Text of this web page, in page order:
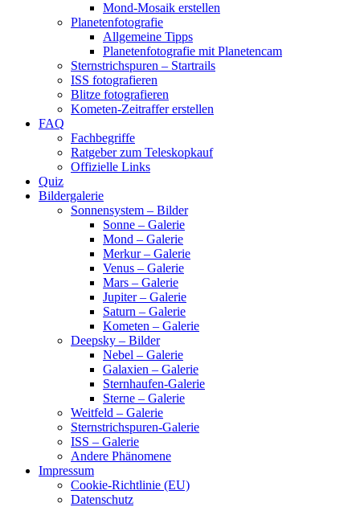
Mond-Mosaik erstellen
Planetenfotografie
Allgemeine Tipps
Planetenfotografie mit Planetencam
Sternstrichspuren – Startrails
ISS fotografieren
Blitze fotografieren
Kometen-Zeitraffer erstellen
FAQ
Fachbegriffe
Ratgeber zum Teleskopkauf
Offizielle Links
Quiz
Bildergalerie
Sonnensystem – Bilder
Sonne – Galerie
Mond – Galerie
Merkur – Galerie
Venus – Galerie
Mars – Galerie
Jupiter – Galerie
Saturn – Galerie
Kometen – Galerie
Deepsky – Bilder
Nebel – Galerie
Galaxien – Galerie
Sternhaufen-Galerie
Sterne – Galerie
Weitfeld – Galerie
Sternstrichspuren-Galerie
ISS – Galerie
Andere Phänomene
Impressum
Cookie-Richtlinie (EU)
Datenschutz